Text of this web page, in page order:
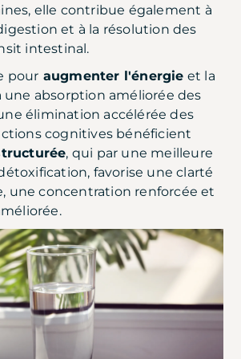
elle contribue également à
et à la résolution des
intestinal.
pour augmenter l'énergie et la
une absorption améliorée des
élimination accélérée des
cognitives bénéficient
, qui par une meilleure
favorise une clarté
une concentration renforcée et